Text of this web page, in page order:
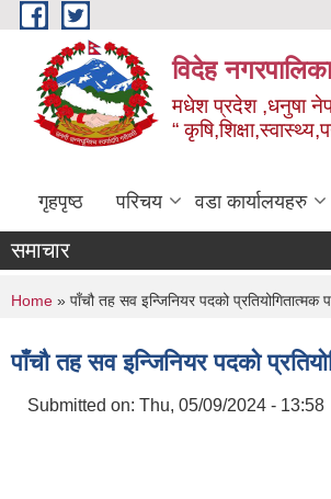
Skip to main content
विदेह नगरपालिका
मधेश प्रदेश ,धनुषा
“
गृहपृष्ठ परिचय वडा कार्यालयहरु
समाचार
You are here
Home » पाँचौ तह सव इन्जिनियर पदको प्रतियोगितात्मक
पाँचौ तह सव इन्जिनियर पदको
Submitted on: Thu, 05/09/2024 - 13:58